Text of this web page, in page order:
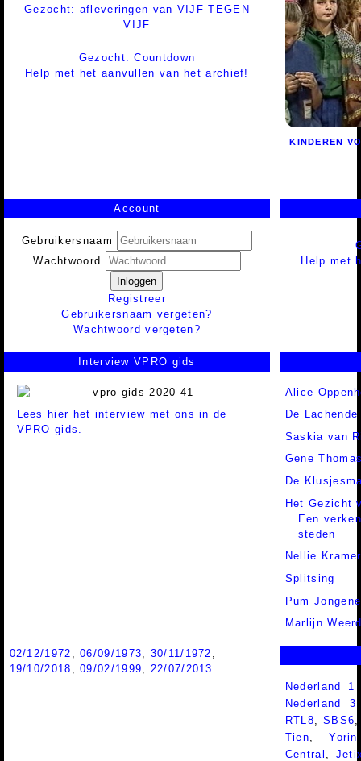
Gezocht: afleveringen van VIJF TEGEN
VIJF
Gezocht: Countdown
Help met het aanvullen van het archief!
KINDEREN
Account
Gebruikersnaam
Wachtwoord
Inloggen
Registreer
Gebruikersnaam vergeten?
Wachtwoord vergeten?
Help met
Interview VPRO gids
Lees hier het interview met ons in de
VPRO gids.
Alice
De
Saskia van
Gene
De
Het Gezicht
Een
steden
Nellie Kramer
Splitsing
Pum
Marlijn
02/12/1972 ,06/09/1973, 30/11/1972 ,
19/10/2018 ,09/02/1999, 22/07/2013
Nederland
Nederland
RTL8 ,SBS6
Tien ,Yorin
Central